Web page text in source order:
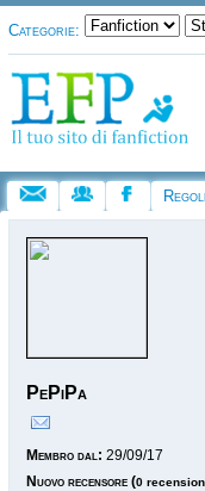
Categorie:
PePiPa
Membro dal: 29/09/17
Nuovo recensore (0